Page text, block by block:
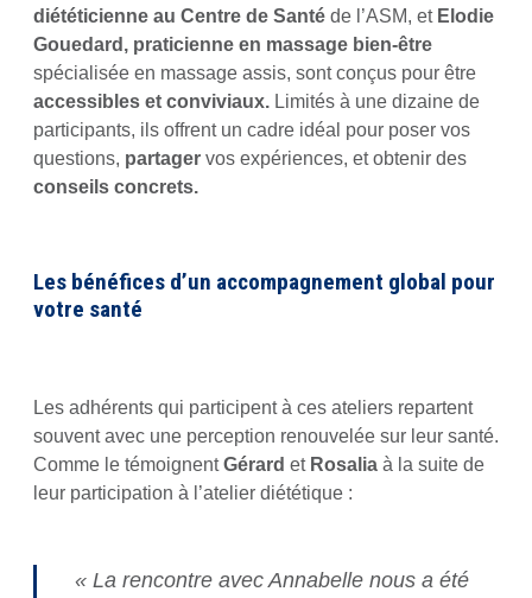
diététicienne au Centre de Santé de l’ASM, et Elodie
Gouedard, praticienne en massage bien-être
spécialisée en massage assis, sont conçus pour être
accessibles et conviviaux. Limités à une dizaine de
participants, ils offrent un cadre idéal pour poser vos
questions, partager vos expériences, et obtenir des
conseils concrets.
Les bénéfices d’un accompagnement global pour
votre santé
Les adhérents qui participent à ces ateliers repartent
souvent avec une perception renouvelée sur leur santé.
Comme le témoignentGérard et Rosalia à la suite de
leur participation à l’atelier diététique :
« La rencontre avec Annabelle nous a été